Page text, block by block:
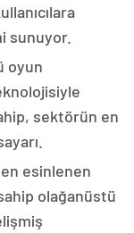
sunuyor.
oyun
sektörün en
esinlenen
olağanüstü